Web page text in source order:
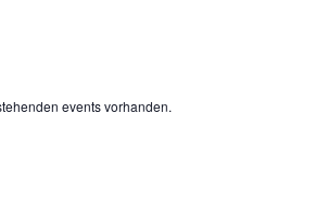
events vorhanden.